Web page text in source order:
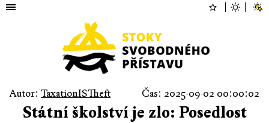
Autor: TaxationISTheft Čas: 2025-09-02 00:00:02
Státní školství je zlo: Posedlost